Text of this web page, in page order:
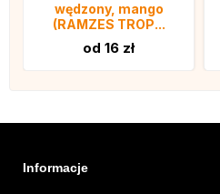
wędzony, mango
(RAMZES TROP...
od 16 zł
Informacje